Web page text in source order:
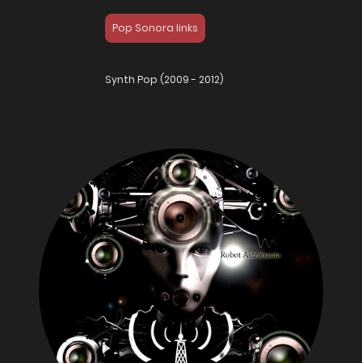
Pop Sonora links
Synth Pop (2009 - 2012)